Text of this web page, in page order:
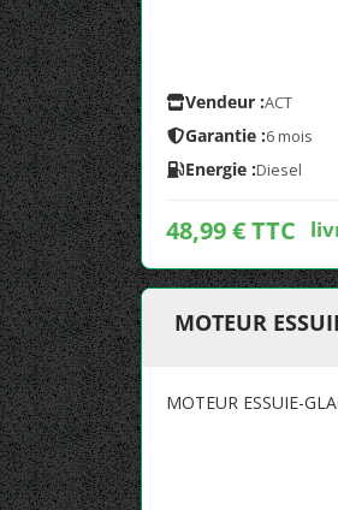
Vendeur :ACT
Garantie :6 mois
Energie :Diesel
48,99 € TTC
MOTEUR
MOTEUR ESSUIE-